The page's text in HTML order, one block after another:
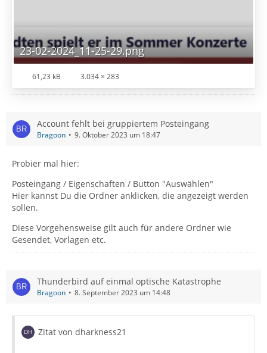
23-02-2024_11-25-29.png
61,23 kB 3.034 × 283
Account fehlt bei gruppiertem Posteingang
Bragoon 9. Oktober 2023 um 18:47
Probier mal hier:
Posteingang / Eigenschaften / Button "Auswählen"
Hier kannst Du die Ordner anklicken, die angezeigt werden
sollen.
Diese Vorgehensweise gilt auch für andere Ordner wie
Gesendet, Vorlagen etc.
Thunderbird auf einmal optische Katastrophe
Bragoon 8. September 2023 um 14:48
Zitat von dharkness21